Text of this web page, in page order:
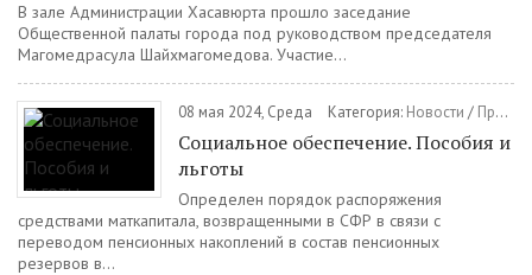
В зале Администрации Хасавюрта прошло заседание
Общественной палаты города под руководством председателя
Магомедрасула Шайхмагомедова. Участие...
08 мая 2024, Среда Категория: Новости / Правовое просвещение
Социальное обеспечение. Пособия и
льготы
Определен порядок распоряжения
средствами маткапитала, возвращенными в СФР в связи с
переводом пенсионных накоплений в состав пенсионных
резервов в...